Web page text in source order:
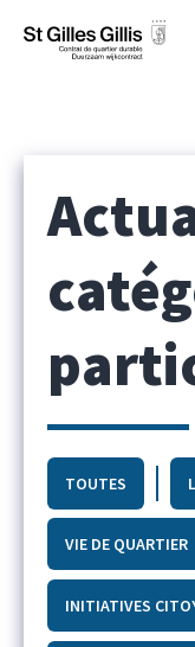
principal
TOUTES
VIE DE QUARTIER
INITIATIVES